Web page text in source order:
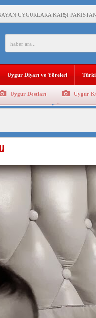
UYGURLARA KARŞI
UYGULAMALARI
BAŞKANI DOÇ.DR.KAAN : DOĞU
ÖVEN DİYANET
MESAJİ : 05.07.2009
JİANG’İN TRABZON
SULTANI
Uygur Diyarı ve Yöreleri
Uygur Dostları Uygur